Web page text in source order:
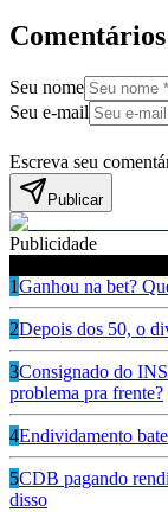
Comentários
Seu nome
Seu e-mail
Escreva seu
Publicar
Publicidade
1Ganhou na bet?
2Depois dos 50, o
3Consignado do
problema pra frente?
4Endividamento
5CDB pagando
disso